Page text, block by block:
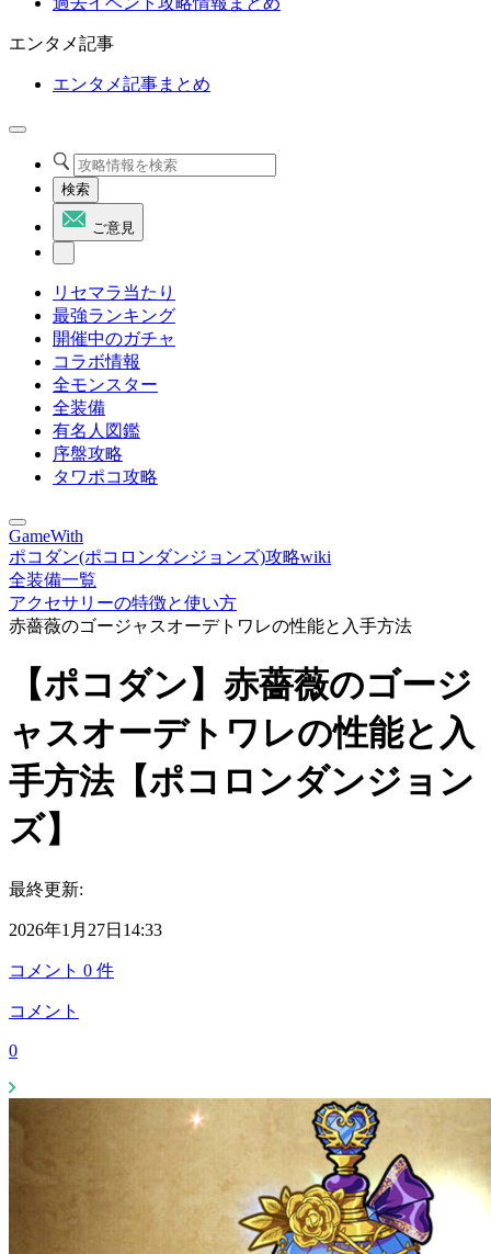
エンタメ記事
エンタメ記事まとめ
検索
ご意見
リセマラ当たり
最強ランキング
開催中のガチャ
コラボ情報
全モンスター
全装備
有名人図鑑
序盤攻略
タワポコ攻略
GameWith
ポコダン(ポコロンダンジョンズ)攻略wiki
全装備一覧
アクセサリーの特徴と使い方
赤薔薇のゴージャスオーデトワレの性能と入手方法
【ポコダン】赤薔薇のゴージ
ャスオーデトワレの性能と入
手方法【ポコロンダンジョン
ズ】
最終更新:
2026年1月27日14:33
コメント 0 件
コメント
0